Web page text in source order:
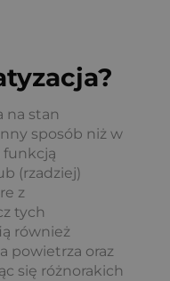
na stan
sposób niż w
funkcją
(rzadziej)
z
tych
również
powietrza oraz
się różnorakich